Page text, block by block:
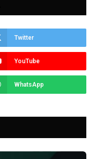
Twitter
YouTube
WhatsApp